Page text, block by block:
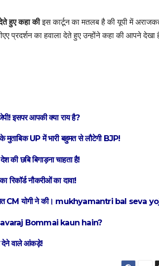
हुए कहा कीइस कार्टून का मतलब है की यूपी में
प्रदर्शन का हवाला देते हुए उन्होंने कहा की आपने
इसपर आपकी क्या राय है?
UP में भारी बहुमत से लौटेगी BJP!
की छबि बिगाड़ना चाहता है!
रिकॉर्ड नौकरीओं का दावा!
शुरुआत CM योगी ने की। mukhyamantri bal seva
Basavaraj Bommai kaun hain?
देने वाले आंकड़े!